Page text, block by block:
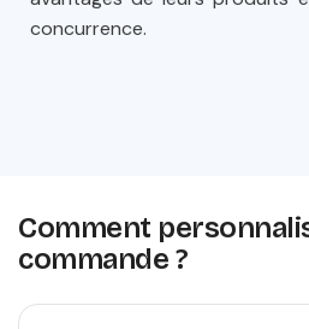
concurrence.
Comment
commande ?